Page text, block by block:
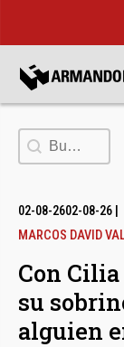
Buscar
02-08-2602-08-26
MARCOS DAVID
Con
su
alguien